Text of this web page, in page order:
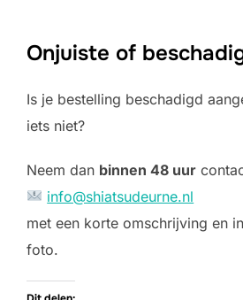
Onjuiste of
Is je bestelling beschadigd
iets niet?
Neem dan binnen 48 uur
info@shiatsudeurne.nl
met een korte omschrijving en
foto.